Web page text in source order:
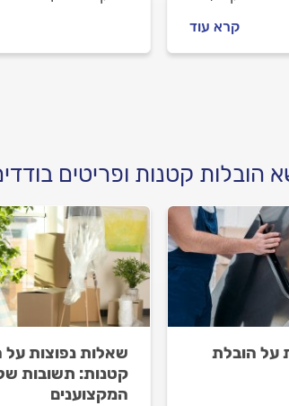
לאורך כל
להבין כמה
קרא עוד
לפני שסוגרים עם
איך מומלץ להתנהל
הובלות קטנות ופריטים
על הובלת
שאלות נפוצות על
קטנות: תשובות
המקצוענים